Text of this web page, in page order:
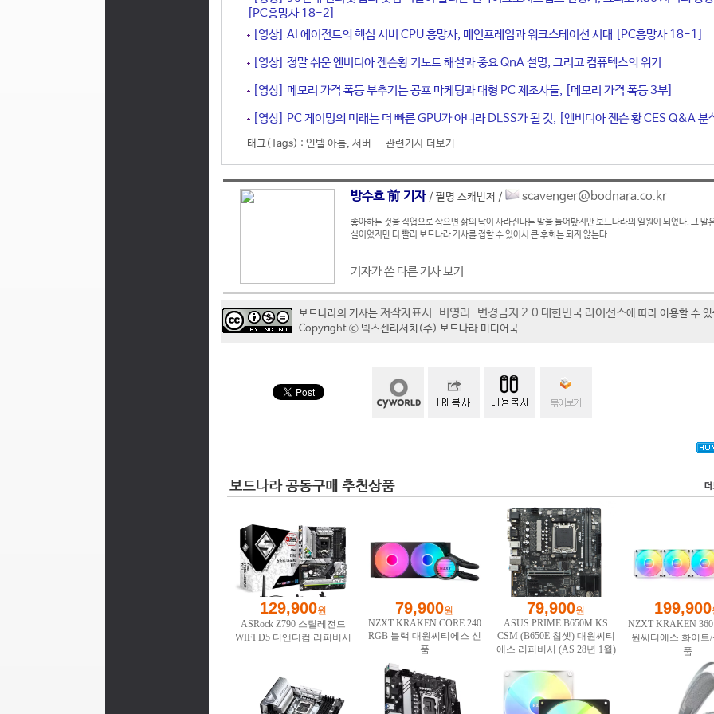
[PC흥망사 18-2]
[영상] AI 에이전트의 핵심 서버 CPU 흥망사, 메인프레임과 워크스테이션 시대 [PC흥망사 18-1]
[영상] 정말 쉬운 엔비디아 젠슨황 키노트 해설과 중요 QnA 설명, 그리고 컴퓨텍스의 위기
[영상] 메모리 가격 폭등 부추기는 공포 마케팅과 대형 PC 제조사들, [메모리 가격 폭등 3부]
[영상] PC 게이밍의 미래는 더 빠른 GPU가 아니라 DLSS가 될 것, [엔비디아 젠슨 황 CES Q&A 분
태그(Tags) : 인텔 아톰, 서버 관련기사 더보기
방수호 前 기자 / 필명 스캐빈저 / scavenger@bodnara.co.kr
좋아하는 것을 직업으로 삼으면 삶의 낙이 사라진다는 말을 들어봤지만 보드나라의 일원이 되었다. 그 말
실이었지만 더 빨리 보드나라 기사를 접할 수 있어서 큰 후회는 되지 않는다.
기자가 쓴 다른 기사 보기
보드나라의 기사는 저작자표시-비영리-변경금지 2.0 대한민국 라이선스에 따라 이용할 수
Copyright ⓒ 넥스젠리서치(주) 보드나라 미디어국